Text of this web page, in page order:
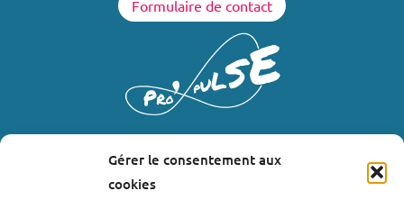
Gérer le consentement aux
cookies
Formulaire de contact